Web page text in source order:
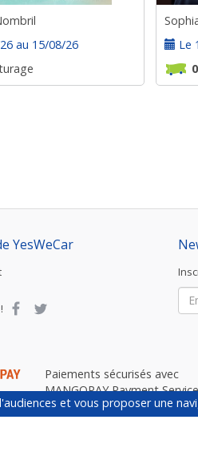
au 15/08/26
Le
0
YesWeCar
Paiements sécurisés avec
MANGOPAY Payment
et vous proposer une